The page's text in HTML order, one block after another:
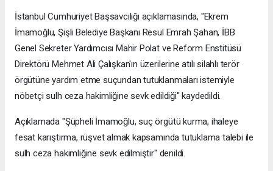
İstanbul Cumhuriyet Başsavcılığı açıklamasında, "Ekrem
İmamoğlu, Şişli Belediye Başkanı Resul Emrah Şahan, İBB
Genel Sekreter Yardımcısı Mahir Polat ve Reform Enstitüsü
Direktörü Mehmet Ali Çalışkan'ın üzerilerine atılı silahlı terör
örgütüne yardım etme suçundan tutuklanmaları istemiyle
nöbetçi sulh ceza hakimliğine sevk edildiği" kaydedildi.
Açıklamada "Şüpheli İmamoğlu, suç örgütü kurma, ihaleye
fesat karıştırma, rüşvet almak kapsamında tutuklama talebi ile
sulh ceza hakimliğine sevk edilmiştir" denildi.